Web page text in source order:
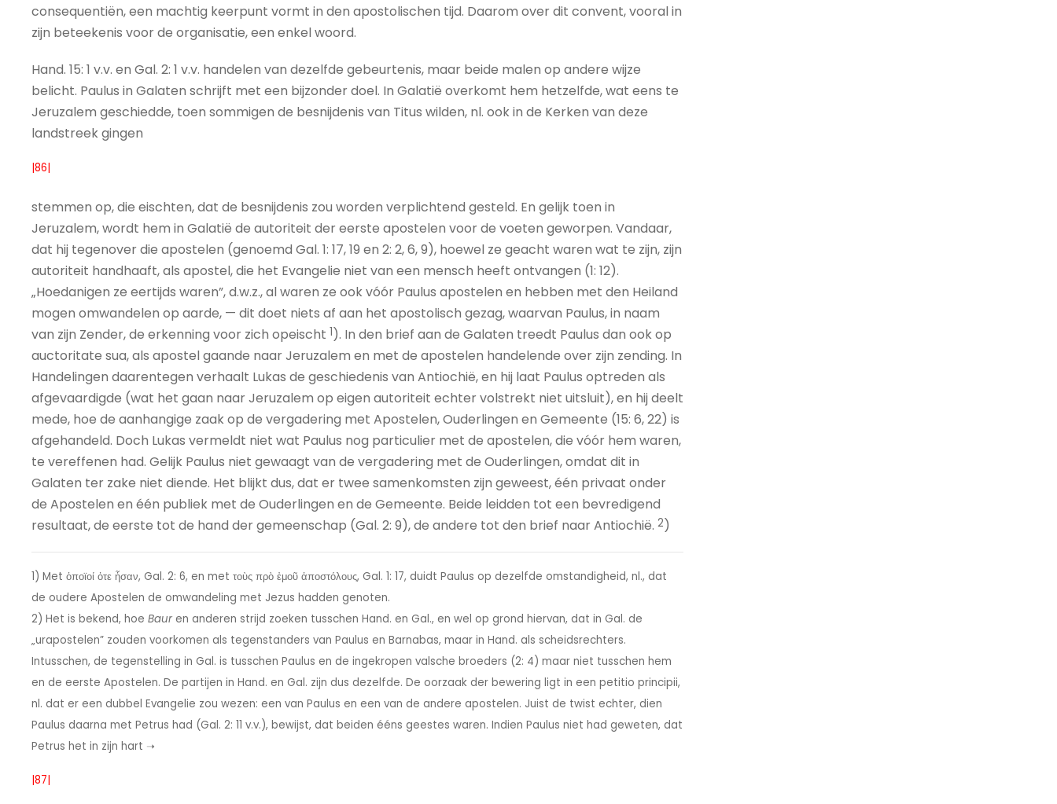
consequentiën, een machtig keerpunt vormt in den apostolischen tijd. Daarom over dit convent, vooral in
zijn beteekenis voor de organisatie, een enkel woord.
Hand. 15: 1 v.v. en Gal. 2: 1 v.v. handelen van dezelfde gebeurtenis, maar beide malen op andere wijze
belicht. Paulus in Galaten schrijft met een bijzonder doel. In Galatië overkomt hem hetzelfde, wat eens te
Jeruzalem geschiedde, toen sommigen de besnijdenis van Titus wilden, nl. ook in de Kerken van deze
landstreek gingen
|86|
stemmen op, die eischten, dat de besnijdenis zou worden verplichtend gesteld. En gelijk toen in
Jeruzalem, wordt hem in Galatië de autoriteit der eerste apostelen voor de voeten geworpen. Vandaar,
dat hij tegenover die apostelen (genoemd Gal. 1: 17, 19 en 2: 2, 6, 9), hoewel ze geacht waren wat te zijn, zijn
autoriteit handhaaft, als apostel, die het Evangelie niet van een mensch heeft ontvangen (1: 12).
„Hoedanigen ze eertijds waren”, d.w.z., al waren ze ook vóór Paulus apostelen en hebben met den Heiland
mogen omwandelen op aarde, — dit doet niets af aan het apostolisch gezag, waarvan Paulus, in naam
van zijn Zender, de erkenning voor zich opeischt 1). In den brief aan de Galaten treedt Paulus dan ook op
auctoritate sua, als apostel gaande naar Jeruzalem en met de apostelen handelende over zijn zending. In
Handelingen daarentegen verhaalt Lukas de geschiedenis van Antiochië, en hij laat Paulus optreden als
afgevaardigde (wat het gaan naar Jeruzalem op eigen autoriteit echter volstrekt niet uitsluit), en hij deelt
mede, hoe de aanhangige zaak op de vergadering met Apostelen, Ouderlingen en Gemeente (15: 6, 22) is
afgehandeld. Doch Lukas vermeldt niet wat Paulus nog particulier met de apostelen, die vóór hem waren,
te vereffenen had. Gelijk Paulus niet gewaagt van de vergadering met de Ouderlingen, omdat dit in
Galaten ter zake niet diende. Het blijkt dus, dat er twee samenkomsten zijn geweest, één privaat onder
de Apostelen en één publiek met de Ouderlingen en de Gemeente. Beide leidden tot een bevredigend
resultaat, de eerste tot de hand der gemeenschap (Gal. 2: 9), de andere tot den brief naar Antiochië. 2)
1) Met ὁποϊοί ὁτε ἦσαν, Gal. 2: 6, en met τοὺς πρὸ ἐμοῦ ἀποστόλους, Gal. 1: 17, duidt Paulus op dezelfde omstandigheid, nl., dat
de oudere Apostelen de omwandeling met Jezus hadden genoten.
2) Het is bekend, hoe Baur en anderen strijd zoeken tusschen Hand. en Gal., en wel op grond hiervan, dat in Gal. de
„urapostelen” zouden voorkomen als tegenstanders van Paulus en Barnabas, maar in Hand. als scheidsrechters.
Intusschen, de tegenstelling in Gal. is tusschen Paulus en de ingekropen valsche broeders (2: 4) maar niet tusschen hem
en de eerste Apostelen. De partijen in Hand. en Gal. zijn dus dezelfde. De oorzaak der bewering ligt in een petitio principii,
nl. dat er een dubbel Evangelie zou wezen: een van Paulus en een van de andere apostelen. Juist de twist echter, dien
Paulus daarna met Petrus had (Gal. 2: 11 v.v.), bewijst, dat beiden ééns geestes waren. Indien Paulus niet had geweten, dat
Petrus het in zijn hart ➝
|87|